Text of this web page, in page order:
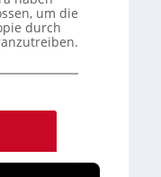
um die
durch